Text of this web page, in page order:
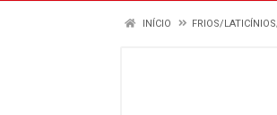
INÍCIO FRIOS/